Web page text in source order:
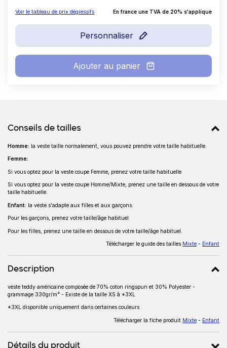
Voir le tableau de prix dégressifs En france une TVA de 20% s'applique
Personnaliser
Ajouter au panier
Détails produits
Conseils de tailles
Conseils de tailles
Homme: la veste taille normalement, vous pouvez prendre votre taille habituelle.
Femme:
Si vous optez pour la veste coupe Femme, prenez votre taille habituelle
Si vous optez pour la veste coupe Homme/Mixte, prenez une taille en dessous de votre
taille habituelle.
Enfant: la veste s'adapte aux filles et aux garçons.
Pour les garçons, prenez votre taille/âge habituel
Pour les filles, prenez une taille en dessous de votre taille/âge habituel.
Télécharger le guide des tailles Mixte - Enfant
Description
Description
veste teddy américaine composée de 70% coton ringspun et 30% Polyester -
grammage 330gr/m² - Existe de la taille XS à *3XL
*3XL disponible uniquement dans certaines couleurs
Télécharger la fiche produit Mixte - Enfant
Détails du produit